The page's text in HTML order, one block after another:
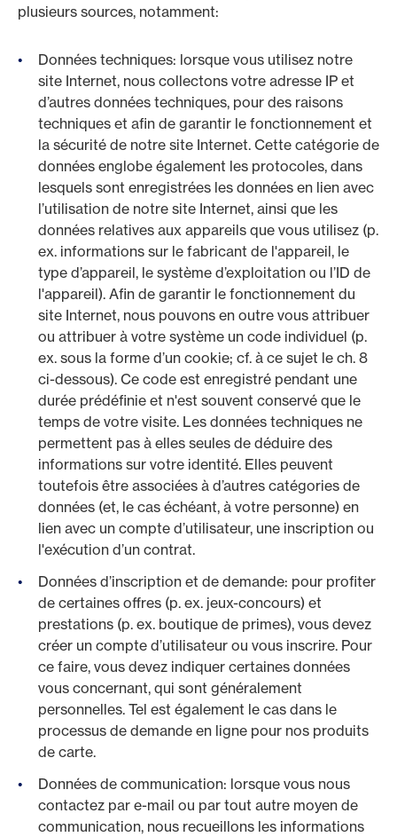
plusieurs sources, notamment:
Données techniques: lorsque vous utilisez notre
site Internet, nous collectons votre adresse IP et
d’autres données techniques, pour des raisons
techniques et afin de garantir le fonctionnement et
la sécurité de notre site Internet. Cette catégorie de
données englobe également les protocoles, dans
lesquels sont enregistrées les données en lien avec
l’utilisation de notre site Internet, ainsi que les
données relatives aux appareils que vous utilisez (p.
ex. informations sur le fabricant de l'appareil, le
type d’appareil, le système d’exploitation ou l’ID de
l'appareil). Afin de garantir le fonctionnement du
site Internet, nous pouvons en outre vous attribuer
ou attribuer à votre système un code individuel (p.
ex. sous la forme d’un cookie; cf. à ce sujet le ch. 8
ci-dessous). Ce code est enregistré pendant une
durée prédéfinie et n'est souvent conservé que le
temps de votre visite. Les données techniques ne
permettent pas à elles seules de déduire des
informations sur votre identité. Elles peuvent
toutefois être associées à d’autres catégories de
données (et, le cas échéant, à votre personne) en
lien avec un compte d’utilisateur, une inscription ou
l'exécution d’un contrat.
Données d’inscription et de demande: pour profiter
de certaines offres (p. ex. jeux-concours) et
prestations (p. ex. boutique de primes), vous devez
créer un compte d’utilisateur ou vous inscrire. Pour
ce faire, vous devez indiquer certaines données
vous concernant, qui sont généralement
personnelles. Tel est également le cas dans le
processus de demande en ligne pour nos produits
de carte.
Données de communication: lorsque vous nous
contactez par e-mail ou par tout autre moyen de
communication, nous recueillons les informations